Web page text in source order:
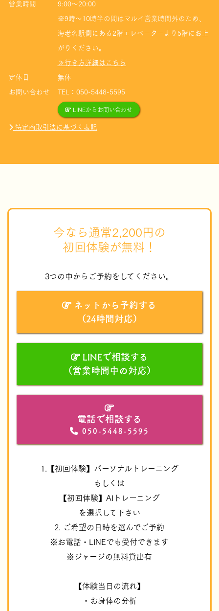
営業時間 9:00～20:00
※9時～10時半の間はマルイ営業時間外のため、
海老名駅側にある2階エレベーターより5階にお上
がりください。
≫行き方詳細はこちら
定休日 無休
お問い合わせ TEL：050-5448-5595
LINEからお問い合わせ
特定商取引法に基づく表記
今なら通常2,200円の
初回体験が無料！
3つの中からご予約をしてください。
ネットから予約する
（24時間対応）
LINEで相談する
（営業時間中の対応）
電話で相談する
050-5448-5595
1.【初回体験】パーソナルトレーニング
もしくは
【初回体験】AIトレーニング
を選択して下さい
2. ご希望の日時を選んでご予約
※お電話・LINEでも受付できます
※ジャージの無料貸出有
【体験当日の流れ】
・お身体の分析